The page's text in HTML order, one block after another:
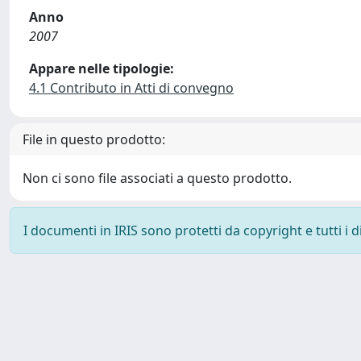
Anno
2007
Appare nelle tipologie:
4.1 Contributo in Atti di convegno
File in questo prodotto:
Non ci sono file associati a questo prodotto.
I documenti in IRIS sono protetti da copyright e tutti i